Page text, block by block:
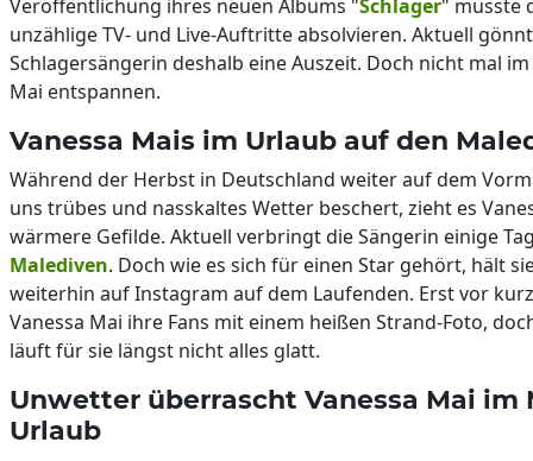
Veröffentlichung ihres neuen Albums "Schlager" musste
unzählige TV- und Live-Auftritte absolvieren. Aktuell
Schlagersängerin deshalb eine Auszeit. Doch nicht mal im
Mai entspannen.
Vanessa Mais im Urlaub auf den
Während der Herbst in Deutschland weiter auf dem
uns trübes und nasskaltes Wetter beschert, zieht es
wärmere Gefilde. Aktuell verbringt die Sängerin einige
Malediven. Doch wie es sich für einen Star gehört, hält
weiterhin auf Instagram auf dem Laufenden. Erst vor
Vanessa Mai ihre Fans mit einem heißen Strand-Foto,
läuft für sie längst nicht alles glatt.
Unwetter überrascht Vanessa Mai im
Urlaub